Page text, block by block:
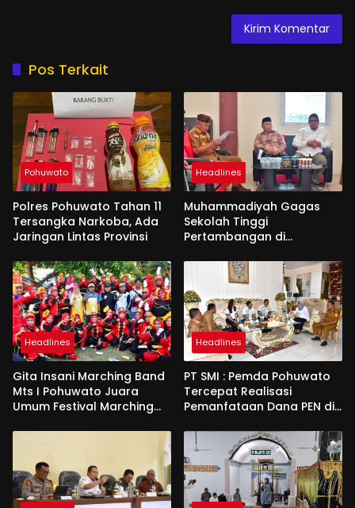
Pos Terkait
Pohuwato
Polres Pohuwato Tahan 11
Tersangka Narkoba, Ada
Jaringan Lintas Provinsi
Headlines
Muhammadiyah Gagas
Sekolah Tinggi
Pertambangan di
Headlines
Gita Insani Marching Band
Mts I Pohuwato Juara
Umum Festival Marching
Headlines
PT SMI : Pemda Pohuwato
Tercepat Realisasi
Pemanfataan Dana PEN di